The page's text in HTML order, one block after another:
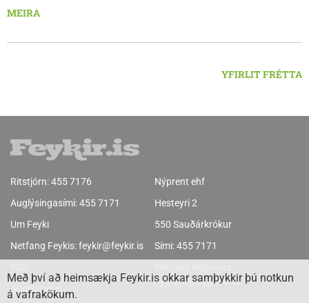
fjölskyldur.Lydía Einarsdóttir svæðisstjóri æskulýðsmála og
MEIRA
YFIRLIT FRÉTTA
Ritstjórn:455 7176
Auglýsingasími:455 7171
Um Feyki
Netfang Feykis:feykir@feykir.is
Auglýsingar
Nýprent ehf
Hesteyri 2
550 Sauðárkrókur
Sími:455 7171
nyprent@nyprent.is
Með því að heimsækja Feykir.is okkar samþykkir þú notkun
á vafrakökum.